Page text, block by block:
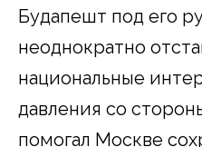
Будапешт под его
неоднократно
национальные
давления со
помогал Москве